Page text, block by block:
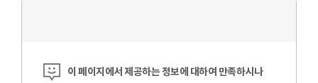
콘텐츠 만족도 조사
이 페이지에서 제공하는 정보에 대하여 만족하시나